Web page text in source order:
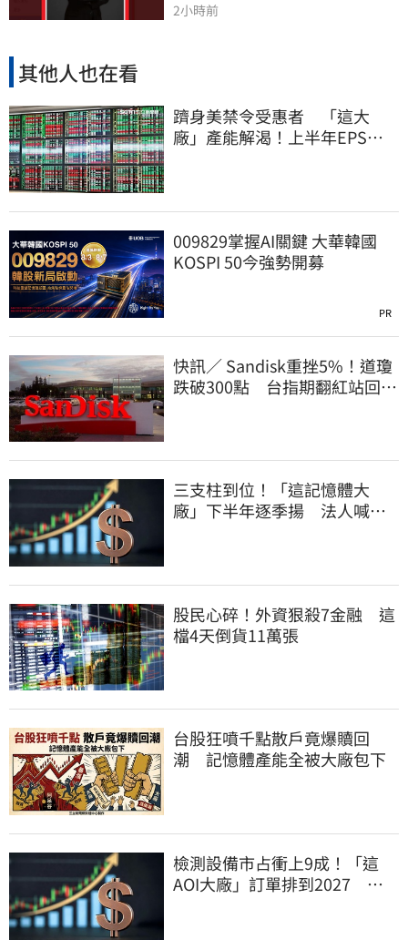
2小時前
其他人也在看
躋身美禁令受惠者 「這大
廠」產能解渴！上半年EPS衝
009829掌握AI關鍵 大華韓國
KOSPI 50今強勢開募
PR
快訊／ Sandisk重挫5%！道瓊
跌破300點 台指期翻紅站回
三支柱到位！「這記憶體大
廠」下半年逐季揚 法人喊
股民心碎！外資狠殺7金融 這
檔4天倒貨11萬張
台股狂噴千點散戶竟爆贖回
潮 記憶體產能全被大廠包下
檢測設備市占衝上9成！「這
AOI大廠」訂單排到2027 目